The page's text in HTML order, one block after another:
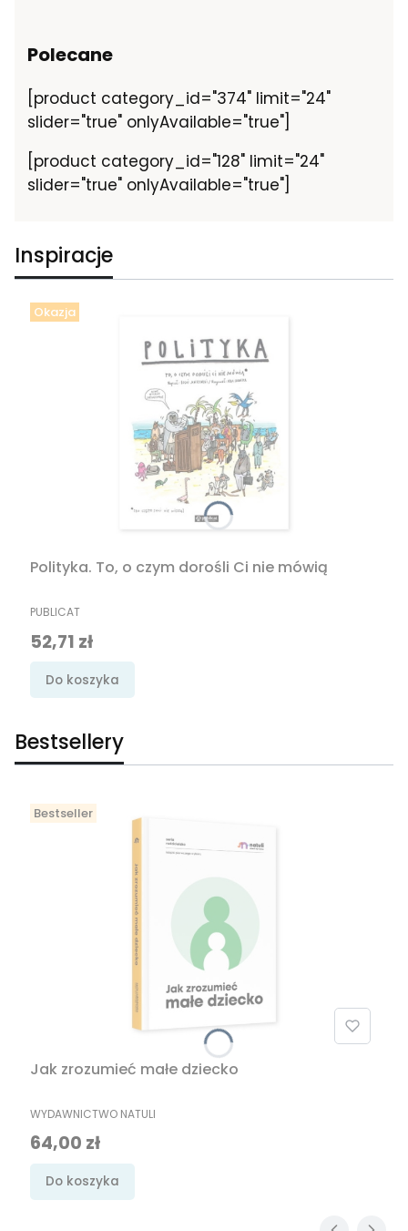
Polecane
[product category_id="374" limit="24"
slider="true" onlyAvailable="true"]
[product category_id="128" limit="24"
slider="true" onlyAvailable="true"]
Inspiracje
Okazja
Polityka. To, o czym dorośli Ci nie mówią
PRODUCENT
PUBLICAT
Cena promocyjna
52,71 zł
Do koszyka
Bestsellery
Bestseller
Jak zrozumieć małe dziecko
PRODUCENT
WYDAWNICTWO NATULI
Cena
64,00 zł
Do koszyka